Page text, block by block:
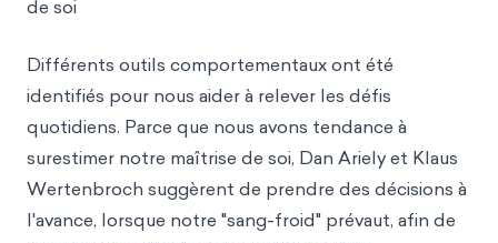
de soi
Différents outils comportementaux ont été
identifiés pour nous aider à relever les défis
quotidiens. Parce que nous avons tendance à
surestimer notre maîtrise de soi, Dan Ariely et Klaus
Wertenbroch suggèrent de prendre des décisions à
l'avance, lorsque notre "sang-froid" prévaut, afin de